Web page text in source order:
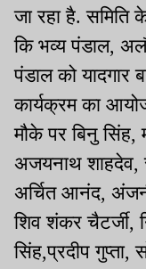
जा रहा है. समिति
कि भव्य पंडाल,
पंडाल को यादगार
कार्यक्रम का
मौके पर बिनु
अजयनाथ शाहदेव,
अर्चित आनंद,
शिव शंकर चैटर्जी,
सिंह,प्रदीप गुप्ता,